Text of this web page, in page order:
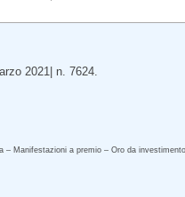
2021| n. 7624.
– Manifestazioni a premio – Oro da